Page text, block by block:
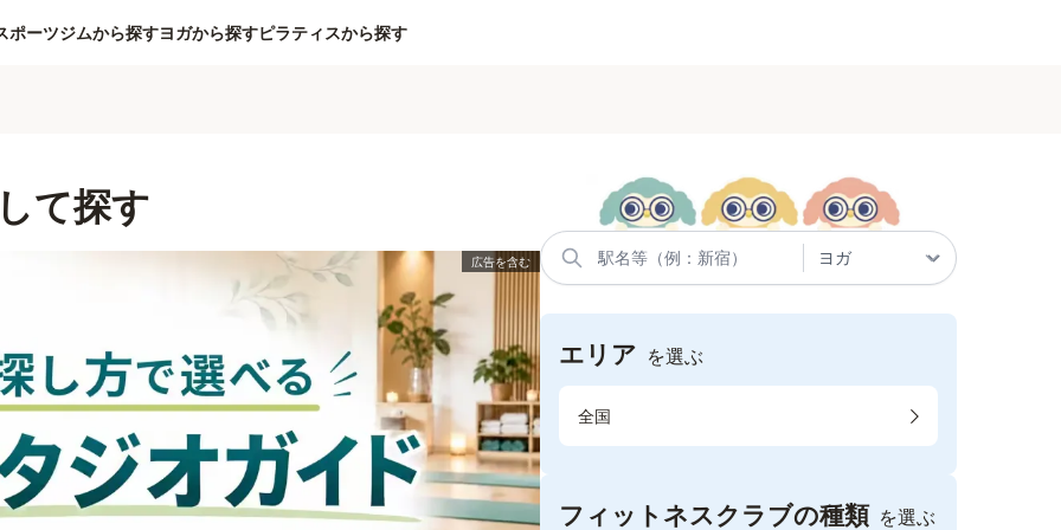
ポーツジムから探すヨガから探すピラティスから探す
て探す
エリア を選ぶ
全国
フィットネスクラブの種類 を選ぶ